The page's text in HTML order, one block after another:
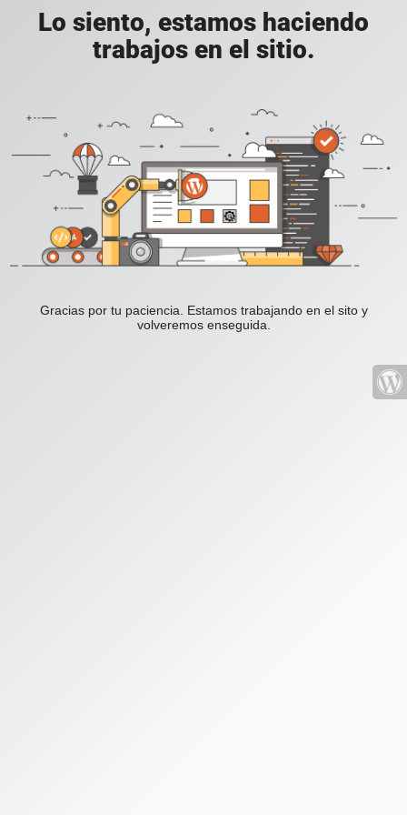
Lo siento, estamos haciendo
trabajos en el sitio.
Gracias por tu paciencia. Estamos trabajando en el sito y
volveremos enseguida.